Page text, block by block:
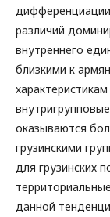
различий
внутреннего
близкими к
оказываются
грузинскими
для грузинских
данной